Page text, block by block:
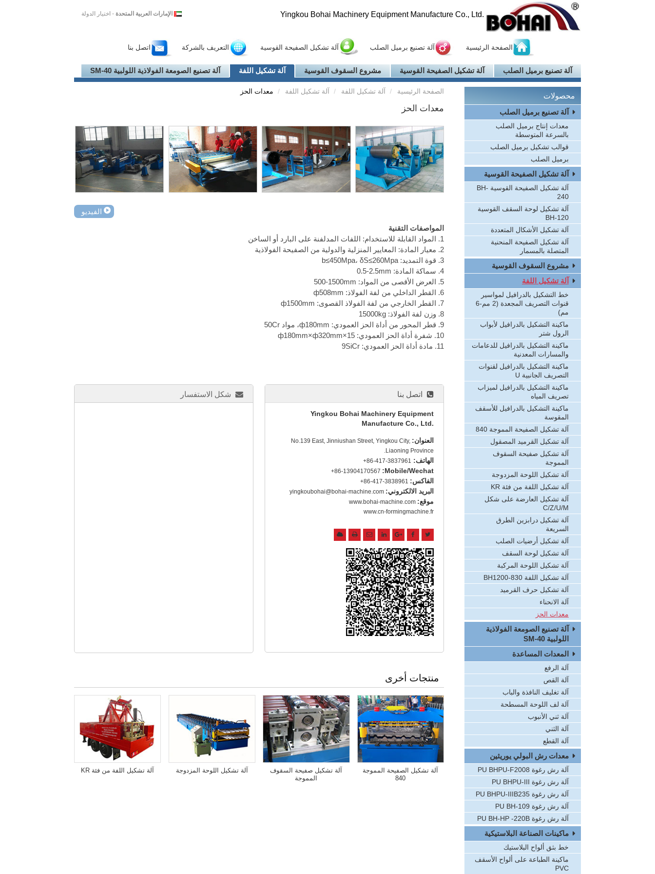
Yingkou Bohai Machinery Equipment Manufacture Co., Ltd. الإمارات العربية المتحدة - اختيار الدولة
الصفحة الرئيسية آلة تصنيع برميل الصلب آلة تشكيل الصفيحة القوسية التعريف بالشركة اتصل بنا
آلة تصنيع برميل الصلب آلة تشكيل الصفيحة القوسية مشروع السقوف القوسية آلة تشكيل اللفة آلة تصنيع الصومعة الفولاذية اللولبية SM-40
الصفحة الرئيسية آلة تشكيل اللفة آلة تشكيل اللفة معدات الحز
معدات الحز
الفيديو
المواصفات التقنية
1. المواد القابلة للاستخدام: اللفات المدلفنة على البارد أو الساخن
2. معيار المادة: المعايير المنزلية والدولية من الصفيحة الفولاذية
3. قوة التمديد:
b≤450Mpa، δS≤260Mpa
4. سماكة المادة:
0.5-2.5mm
5. العرض الأقصى من المواد:
500-1500mm
6. القطر الداخلي من لفة الفولاذ: ф508mm
7. القطر الخارجي من لفة الفولاذ القصوى: ф1500mm
8. وزن لفة الفولاذ: 15000kg
9. قطر المحور من أداة الحز العمودي: ф180mm، مواد 50Cr
10. شفرة أداة الحز العمودي:
ф180mm×ф320mm×15
11. مادة أداة الحز العمودي: 9SiCr
شكل الاستفسار اتصل بنا
Yingkou Bohai Machinery Equipment
Manufacture Co., Ltd.
العنوان: No.139 East, Jinniushan Street, Yingkou City,
Liaoning Province.
الهاتف: +86-417-3837961
Mobile/Wechat:
+86-13904170567
الفاكس: +86-417-3838961
البريد الالكتروني: yingkoubohai@bohai-machine.com
موقع:
www.cn-formingmachine.fr
منتجات أخرى
آلة تشكيل الصفيحة المموجة
840
آلة تشكيل صفيحة السقوف
المموجة
آلة تشكيل اللوحة المزدوجة آلة تشكيل اللفة من فئة KR
محصولات
آلة تصنيع برميل الصلب
معدات إنتاج برميل الصلب
بالسرعة المتوسطة
قوالب تشكيل برميل الصلب
برميل الصلب
آلة تشكيل الصفيحة القوسية
آلة تشكيل الصفيحة القوسية BH-
240
آلة تشكيل لوحة السقف القوسية
BH-120
آلة تشكيل الأشكال المتعددة
آلة تشكيل الصفيحة المنحنية
المتصلة بالمسمار
مشروع السقوف القوسية
آلة تشكيل اللفة
خط التشكيل بالدرافيل لمواسير
قنوات التصريف المجعدة (2 مم-6
مم)
ماكينة التشكيل بالدرافيل لأبواب
الرول شتر
ماكينة التشكيل بالدرافيل للدعامات
والمسارات المعدنية
ماكينة التشكيل بالدرافيل لقنوات
التصريف الجانبية U
ماكينة التشكيل بالدرافيل لميزاب
تصريف المياه
ماكينة التشكيل بالدرافيل للأسقف
المقوسة
آلة تشكيل الصفيحة المموجة 840
آلة تشكيل القرميد المصقول
آلة تشكيل صفيحة السقوف
المموجة
آلة تشكيل اللوحة المزدوجة
آلة تشكيل اللفة من فئة KR
آلة تشكيل العارضة على شكل
C/Z/U/M
آلة تشكيل درابزين الطرق
السريعة
آلة تشكيل أرضيات الصلب
آلة تشكيل لوحة السقف
آلة تشكيل اللوحة المركبة
آلة تشكيل اللفة BH1200-830
آلة تشكيل حرف القرميد
آلة الانحناء
معدات الحز
آلة تصنيع الصومعة الفولاذية
اللولبية SM-40
المعدات المساعدة
آلة الرفع
آلة القص
آلة تغليف النافذة والباب
آلة لف اللوحة المسطحة
آلة ثني الأنبوب
آلة الثني
آلة القطع
معدات رش البولي يوريثين
آلة رش رغوة PU BHPU-F2008
آلة رش رغوة PU BHPU-III
آلة رش رغوة PU BHPU-IIIB235
آلة رش رغوة PU BH-109
آلة رش رغوة PU BH-HP -220B
ماكينات الصناعة البلاستيكية
خط بثق ألواح البلاستيك
ماكينة الطباعة على ألواح الأسقف
PVC